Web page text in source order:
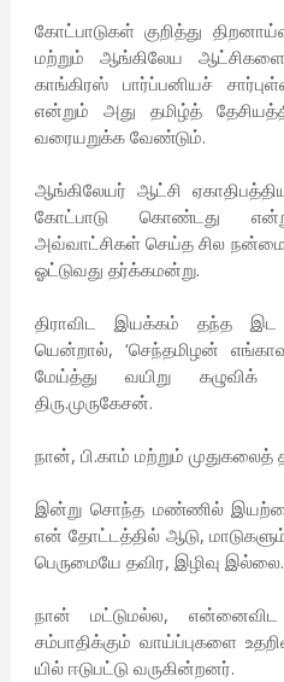
கோட்பாடுகள் குறித்து
மற்றும் ஆங்கிலேய
காங்கிரஸ் பார்ப்பனியச்
என்றும் அது தமிழ்த்
வரையறுக்க வேண்டும்.
ஆங்கிலேயர் ஆட்சி
கோட்பாடு கொண்டது
அவ்வாட்சிகள் செய்த சில
ஓட்டுவது தர்க்கமன்று.
திராவிட இயக்கம் தந்த
யென்றால், ‘செந்தமிழன்
மேய்த்து வயிறு கழுவிக்
திரு.முருகேசன்.
நான், பி.காம் மற்றும்
இன்று சொந்த மண்ணில்
என் தோட்டத்தில் ஆடு,
பெருமையே தவிர, இழிவு இல்லை.
நான் மட்டுமல்ல,
சம்பாதிக்கும் வாய்ப்புகளை
யில் ஈடுபட்டு வருகின்றனர்.